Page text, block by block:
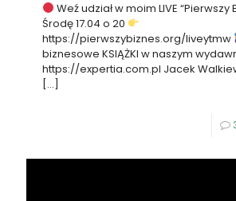
Weź udział w moim LIVE “Pierwszy
Środę 17.04 o 20
https://pierwszybiznes.org/liveytmw
biznesowe KSIĄŻKI w naszym
https://expertia.com.pl Jacek
[…]